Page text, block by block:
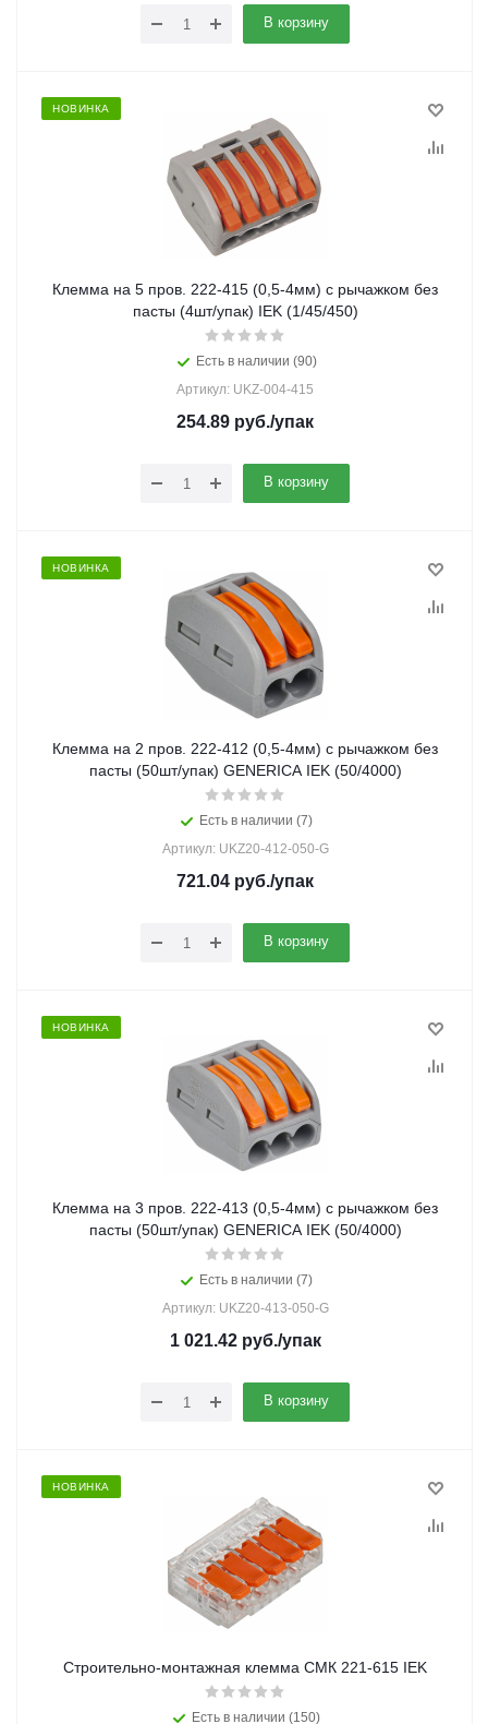
В корзину
НОВИНКА
Клемма на 5 пров. 222-415 (0,5-4мм) с рычажком без
пасты (4шт/упак) IEK (1/45/450)
Есть в наличии (90)
Артикул: UKZ-004-415
254.89 руб./упак
В корзину
НОВИНКА
Клемма на 2 пров. 222-412 (0,5-4мм) с рычажком без
пасты (50шт/упак) GENERICA IEK (50/4000)
Есть в наличии (7)
Артикул: UKZ20-412-050-G
721.04 руб./упак
В корзину
НОВИНКА
Клемма на 3 пров. 222-413 (0,5-4мм) с рычажком без
пасты (50шт/упак) GENERICA IEK (50/4000)
Есть в наличии (7)
Артикул: UKZ20-413-050-G
1 021.42руб./упак
В корзину
НОВИНКА
Строительно-монтажная клемма СМК 221-615 IEK
Есть в наличии (150)